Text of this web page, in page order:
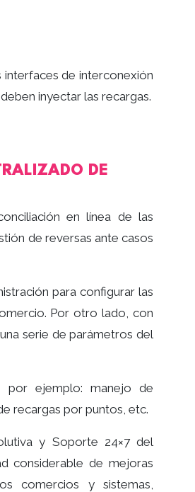
de interconexión
inyectar las recargas.
DE
en línea de las
de reversas ante casos
para configurar las
Por otro lado, con
serie de parámetros del
por ejemplo: manejo de
recargas por puntos, etc.
y Soporte 24×7 del
considerable de mejoras
comercios y sistemas,